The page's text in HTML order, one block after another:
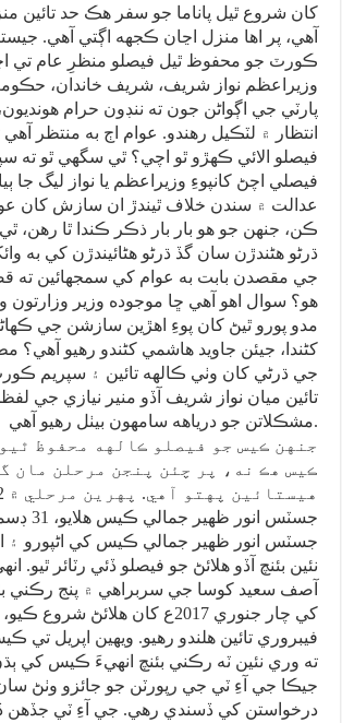
کان شروع ٿيل پاناما جو سفر هڪ حد تائين
آهي، پر اها منزل اڃان ڪجهه اڳتي آهي.
ڪورٽ جو محفوظ ٿيل فيصلو منظرِ عام تي
وزيراعظم نواز شريف، شريف خاندان،
پارٽي جي اڳواڻن جون ته ننڊون حرام
انتظار ۾ لٽڪيل رهندو. عوام اڄ به منتظر آهي
فيصلو الائي ڪهڙو ٿو اچي؟ ٿي سگهي ٿو
فيصلي اچڻ کانپوءِ وزيراعظم يا نواز ليگ جا
عدالت ۾ سندن خلاف ٿيندڙ ان سازش کان
ڪن، جنهن جو هو بار بار ذڪر ڪندا ٿا رهن،
ڌرڻو هڻندڙن سان گڏ ڌرڻو هڻائيندڙن کي به
جي مقصدن بابت به عوام کي سمجهائين ته
هو؟ سوال اهو آهي ڇا موجوده وزير وزارتون
مدو پورو ٿيڻ کان پوءِ اهڙين سازشن جي
جي ڌرڻي کان وٺي ڪالهه تائين ۽ سپريم
تائين ميان نواز شريف آڏو منير نيازي جي
مشڪلاتن جو درياهه سامهون بيٺل رهيو آهي.
جنهن ڪيس جو فيصلو ڪالهه محفوظ
ڪيس هڪ نه، پر چئن پنجن مرحلن مان
جسٽس انور ظهير جمالي ڪيس کي اڻپورو ۽
نئين بئنچ آڏو هلائڻ جو فيصلو ڏئي رٽائر ٿيو.
آصف سعيد کوسا جي سربراهي ۾ پنج رڪني
فيبروري تائين هلندو رهيو. ويهين اپريل تي
ته وري نئين ٽه رڪني بئنچ انهيءَ ڪيس کي
جيڪا جي آءِ ٽي جي رپورٽن جو جائزو وٺڻ
درخواستن کي ڏسندي رهي. جي آءِ ٽي جڏهن